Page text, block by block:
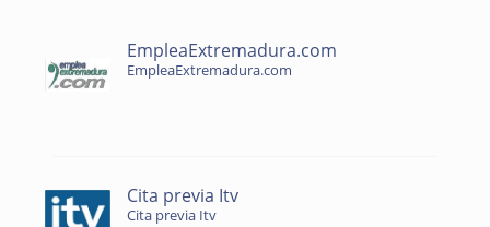
EmpleaExtremadura.com
EmpleaExtremadura.com
Cita previa Itv
Cita previa Itv